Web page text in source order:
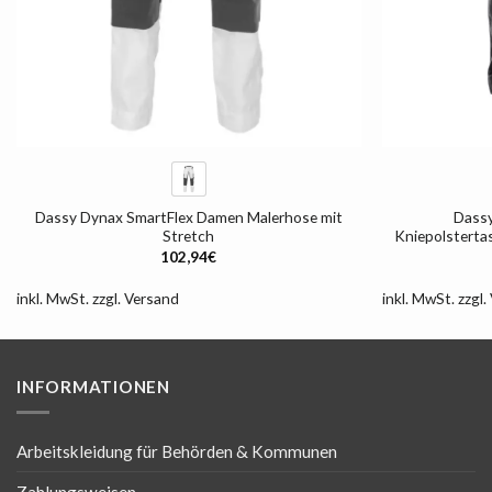
Dassy Dynax SmartFlex Damen Malerhose mit
Stretch
102,94€
inkl. MwSt.zzgl.Versand inkl. MwSt.zzgl.
INFORMATIONEN
Arbeitskleidung für Behörden & Kommunen